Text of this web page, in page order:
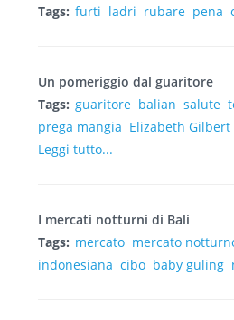
Tags: furti ladri rubare pena
Un pomeriggio dal guaritore
Tags: guaritore balian salute
prega mangia Elizabeth Gilbert
Leggi tutto...
I mercati notturni di Bali
Tags: mercato mercato
indonesiana cibo baby guling